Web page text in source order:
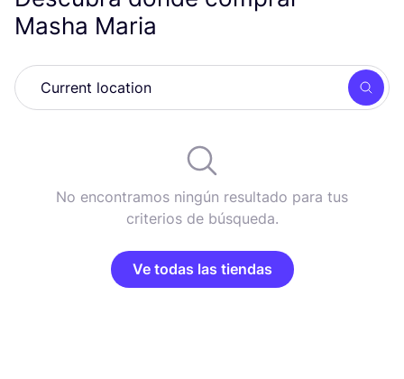
Masha Maria
No encontramos ningún resultado para tus
criterios de búsqueda.
Ve todas las tiendas